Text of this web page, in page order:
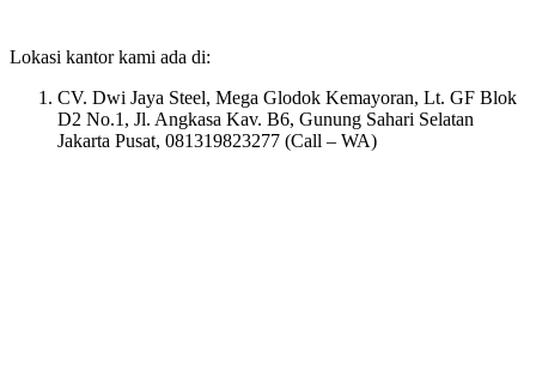
Lokasi kantor kami ada di:
CV. Dwi Jaya Steel, Mega Glodok Kemayoran, Lt. GF Blok
D2 No.1, Jl. Angkasa Kav. B6, Gunung Sahari Selatan
Jakarta Pusat, 081319823277 (Call – WA)